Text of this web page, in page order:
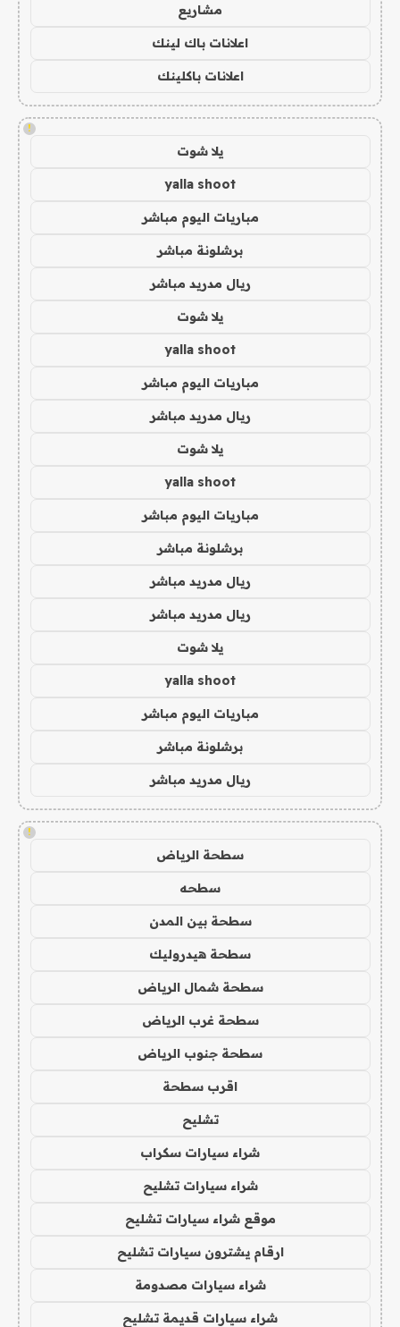
مشاريع
اعلانات باك لينك
اعلانات باكلينك
!
يلا شوت
yalla shoot
مباريات اليوم مباشر
برشلونة مباشر
ريال مدريد مباشر
يلا شوت
yalla shoot
مباريات اليوم مباشر
ريال مدريد مباشر
يلا شوت
yalla shoot
مباريات اليوم مباشر
برشلونة مباشر
ريال مدريد مباشر
ريال مدريد مباشر
يلا شوت
yalla shoot
مباريات اليوم مباشر
برشلونة مباشر
ريال مدريد مباشر
!
سطحة الرياض
سطحه
سطحة بين المدن
سطحة هيدروليك
سطحة شمال الرياض
سطحة غرب الرياض
سطحة جنوب الرياض
اقرب سطحة
تشليح
شراء سيارات سكراب
شراء سيارات تشليح
موقع شراء سيارات تشليح
ارقام يشترون سيارات تشليح
شراء سيارات مصدومة
شراء سيارات قديمة تشليح